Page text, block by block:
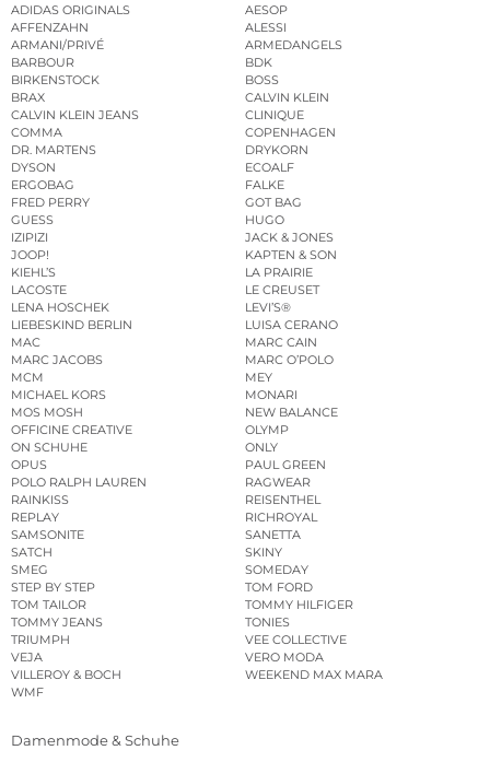
ADIDAS ORIGINALS
AESOP
AFFENZAHN
ALESSI
ARMANI/PRIVÉ
ARMEDANGELS
BARBOUR
BDK
BIRKENSTOCK
BOSS
BRAX
CALVIN KLEIN
CALVIN KLEIN JEANS
CLINIQUE
COMMA
COPENHAGEN
DR. MARTENS
DRYKORN
DYSON
ECOALF
ERGOBAG
FALKE
FRED PERRY
GOT BAG
GUESS
HUGO
IZIPIZI
JACK & JONES
JOOP!
KAPTEN & SON
KIEHL’S
LA PRAIRIE
LACOSTE
LE CREUSET
LENA HOSCHEK
LEVI’S®
LIEBESKIND BERLIN
LUISA CERANO
MAC
MARC CAIN
MARC JACOBS
MARC O’POLO
MCM
MEY
MICHAEL KORS
MONARI
MOS MOSH
NEW BALANCE
OFFICINE CREATIVE
OLYMP
ON SCHUHE
ONLY
OPUS
PAUL GREEN
POLO RALPH LAUREN
RAGWEAR
RAINKISS
REISENTHEL
REPLAY
RICHROYAL
SAMSONITE
SANETTA
SATCH
SKINY
SMEG
SOMEDAY
STEP BY STEP
TOM FORD
TOM TAILOR
TOMMY HILFIGER
TOMMY JEANS
TONIES
TRIUMPH
VEE COLLECTIVE
VEJA
VERO MODA
VILLEROY & BOCH
WEEKEND MAX MARA
WMF
Damenmode & Schuhe